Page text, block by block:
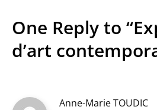
One Reply to
d’art
Anne-Marie TOUDIC